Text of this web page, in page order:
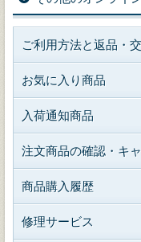
ご利用方法と返品・
お気に入り商品
入荷通知商品
注文商品の確認・キ
商品購入履歴
修理サービス